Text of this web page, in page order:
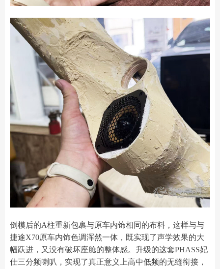
倒模后的A柱重新包裹与原车内饰相同的布料，这样与与
捷途X70原车内饰色调浑然一体，既实现了声学效果的大
幅跃进，又没有破坏座舱的整体感。升级的这套PHASS妃
仕三分频喇叭，实现了真正意义上高中低频的无缝衔接，